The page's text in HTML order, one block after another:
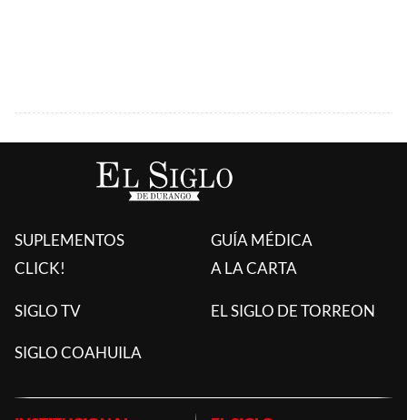
SUPLEMENTOS
CLICK!
GUÍA MÉDICA
A LA CARTA
SIGLO TV EL SIGLO DE TORREON
SIGLO COAHUILA